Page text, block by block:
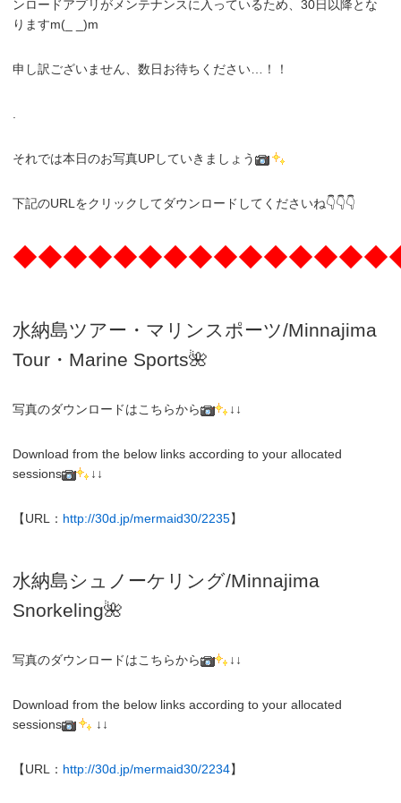
ンロードアプリがメンテナンスに入っているため、30日以降とな
りますm(_ _)m
申し訳ございません、数日お待ちください…！！
それでは本日のお写真UPしていきましょう
下記のURLをクリックしてダウンロードしてくださいね👇👇👇
水納島ツアー・マリンスポーツ/Minnajima
Tour・Marine Sports🌺
写真のダウンロードはこちらから ↓↓
Download from the below links according to your allocated
sessions
↓↓
【URL： http://30d.jp/mermaid30/2235】
水納島シュノーケリング/Minnajima
Snorkeling🌺
写真のダウンロードはこちらから ↓↓
Download from the below links according to your allocated
sessions
↓↓
【URL： http://30d.jp/mermaid30/2234】